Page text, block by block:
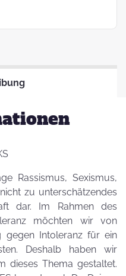
Rassismus, Sexismus,
zu unterschätzendes
dar. Im Rahmen des
möchten wir von
gegen Intoleranz für ein
Deshalb haben wir
dieses Thema gestaltet.